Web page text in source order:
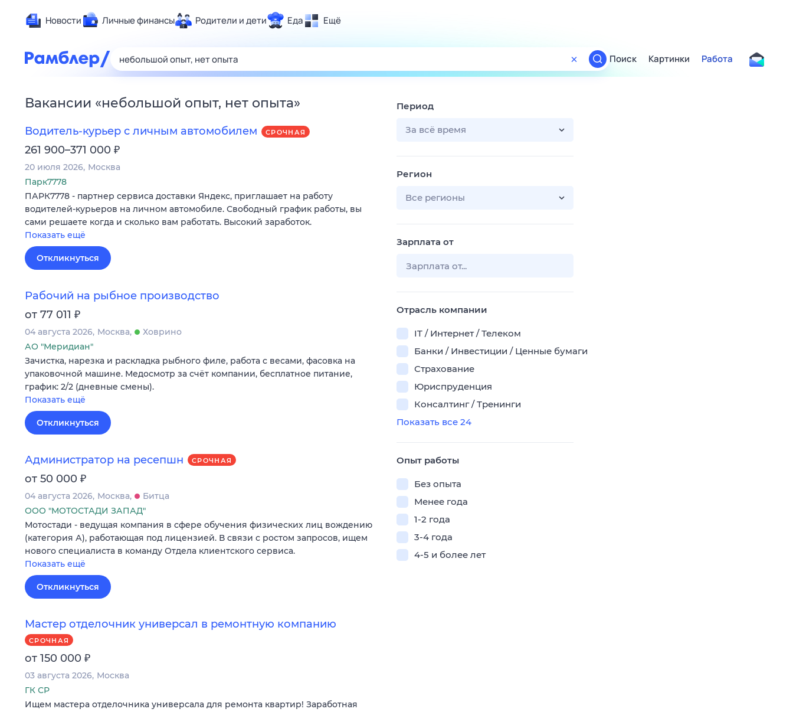
Новости Личные финансы Родители и дети Еда Ещё
Здоровье
Развлечения и отдых
Спорт
Карьера
Сберегаем вместе
Гороскопы
Поиск
ТВ-программа
Поиск Картинки Работа
Вакансии «небольшой опыт, нет опыта»
Водитель-курьер с личным автомобилем СРОЧНАЯ
261 900–371 000 ₽
20 июля 2026 Москва
Парк7778
ПАРК7778 - партнер сервиса доставки Яндекс, приглашает на работу
водителей-курьеров на личном автомобиле. Свободный график работы, вы
сами решаете когда и сколько вам работать. Высокий заработок.
Показать ещё
Откликнуться
Рабочий на рыбное производство
от 77 011 ₽
04 августа 2026 Москва
Ховрино
АО "Меридиан"
Зачистка, нарезка и раскладка рыбного филе, работа с весами, фасовка на
упаковочной машине. Медосмотр за счёт компании, бесплатное питание,
график: 2/2 (дневные смены).
Показать ещё
Откликнуться
Администратор на ресепшн СРОЧНАЯ
от 50 000 ₽
04 августа 2026 Москва
Битца
ООО "МОТОСТАДИ ЗАПАД"
Мотостади - ведущая компания в сфере обучения физических лиц вождению
(категория А), работающая под лицензией. В связи с ростом запросов, ищем
нового специалиста в команду Отдела клиентского сервиса.
Показать ещё
Откликнуться
Мастер отделочник универсал в ремонтную компанию
СРОЧНАЯ
от 150 000 ₽
03 августа 2026 Москва
ГК СР
Ищем мастера отделочника универсала для ремонта квартир! Заработная
Период
За всё время
Регион
Все регионы
Зарплата от
Отрасль компании
IT / Интернет / Телеком
Банки / Инвестиции / Ценные бумаги
Страхование
Юриспруденция
Консалтинг / Тренинги
Показать все 24
Опыт работы
Без опыта
Менее года
1-2 года
3-4 года
4-5 и более лет